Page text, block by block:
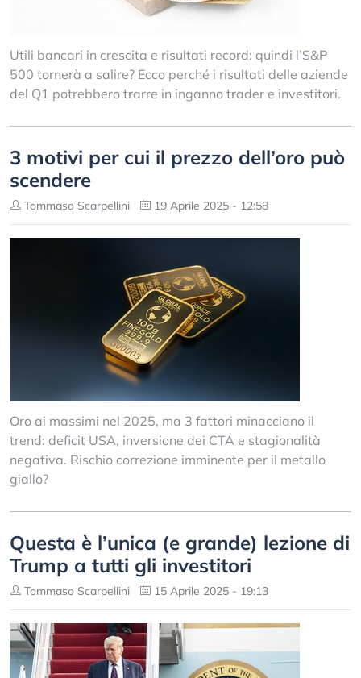
Utili bancari in crescita e risultati record: quindi l’S&P
500 tornerà a salire? Ecco perché i risultati delle aziende
del Q1 potrebbero trarre in inganno trader e investitori.
3 motivi per cui il prezzo dell’oro può
scendere
Tommaso Scarpellini 19 Aprile 2025 - 12:58
Oro ai massimi nel 2025, ma 3 fattori minacciano il
trend: deficit USA, inversione dei CTA e stagionalità
negativa. Rischio correzione imminente per il metallo
giallo?
Questa è l’unica (e grande) lezione di
Trump a tutti gli investitori
Tommaso Scarpellini 15 Aprile 2025 - 19:13